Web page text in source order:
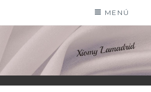
contenido
MENÚ
XIOMY